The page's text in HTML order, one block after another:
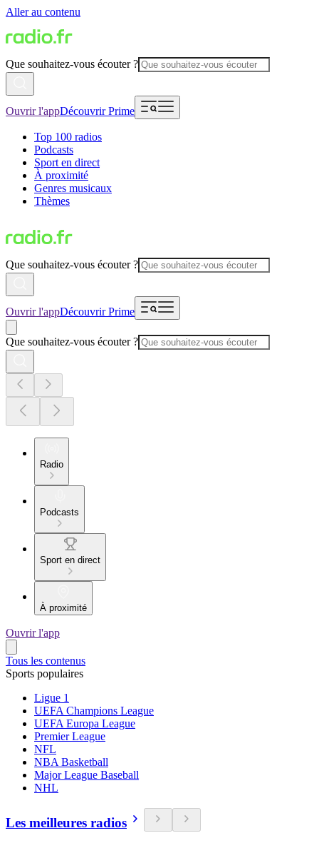
Aller au contenu
Que souhaitez-vous écouter ?
Ouvrir l'appDécouvrir Prime
Top 100 radios
Podcasts
Sport en direct
À proximité
Genres musicaux
Thèmes
Que souhaitez-vous écouter ?
Ouvrir l'appDécouvrir Prime
Que souhaitez-vous écouter ?
Radio
Podcasts
Sport en direct
À proximité
Ouvrir l'app
Tous les contenus
Sports populaires
Ligue 1
UEFA Champions League
UEFA Europa League
Premier League
NFL
NBA Basketball
Major League Baseball
NHL
Les meilleures radios